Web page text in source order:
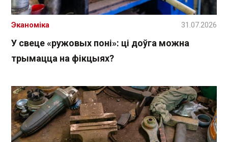
У свеце «ружовых поні»: ці доўга можна
трымацца на фікцыях?
Эканоміка 31.07.2026